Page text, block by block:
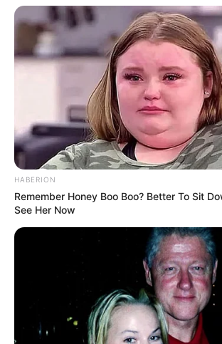
SHARE THIS Share it Tweet
HABERION
Remember Honey Boo Boo? Better To Sit
See Her Now